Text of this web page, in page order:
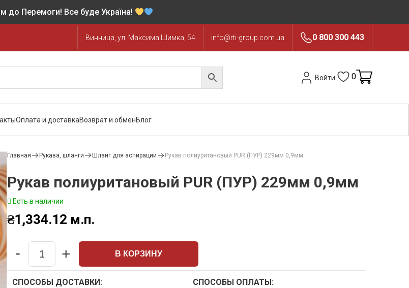
до Перемоги! Все буде Україна!
Винница, ул. Максима Шимка, 54 info@rti-group.com.ua 0 800 300 443
Войти 0
Оплата и доставкаВозврат и обменБлог
Главная Рукава, шланги Шланг для аспирации Рукав полиуритановый PUR (ПУР) 229мм 0,9мм
Рукав полиуритановый PUR (ПУР) 229мм 0,9мм
Есть в наличии
₴1,334.12 м.п.
Quantity
- + В КОРЗИНУ
СПОСОБЫ ДОСТАВКИ:
СПОСОБЫ ОПЛАТЫ: